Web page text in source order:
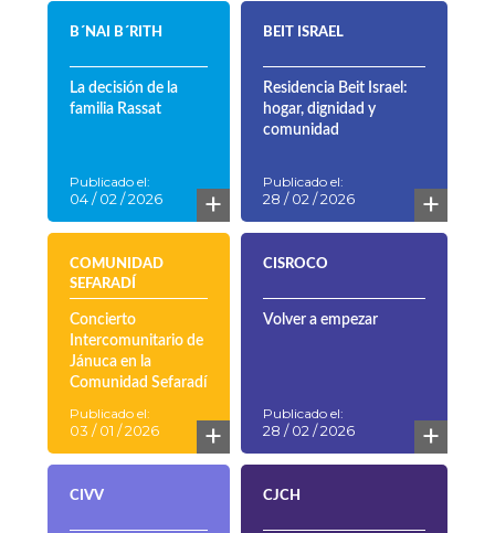
B´NAI B´RITH
La decisión de la
familia Rassat
Publicado el:
04 / 02 / 2026 +
BEIT ISRAEL
Residencia Beit Israel:
hogar, dignidad y
comunidad
Publicado el:
28 / 02 / 2026 +
COMUNIDAD
SEFARADÍ
Concierto
Intercomunitario de
Jánuca en la
Comunidad Sefaradí
Publicado el:
03 / 01 / 2026 +
CISROCO
Volver a empezar
Publicado el:
28 / 02 / 2026 +
CIVV CJCH